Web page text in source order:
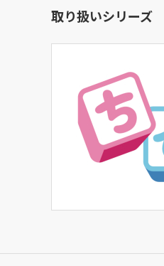
取り扱いシリーズ